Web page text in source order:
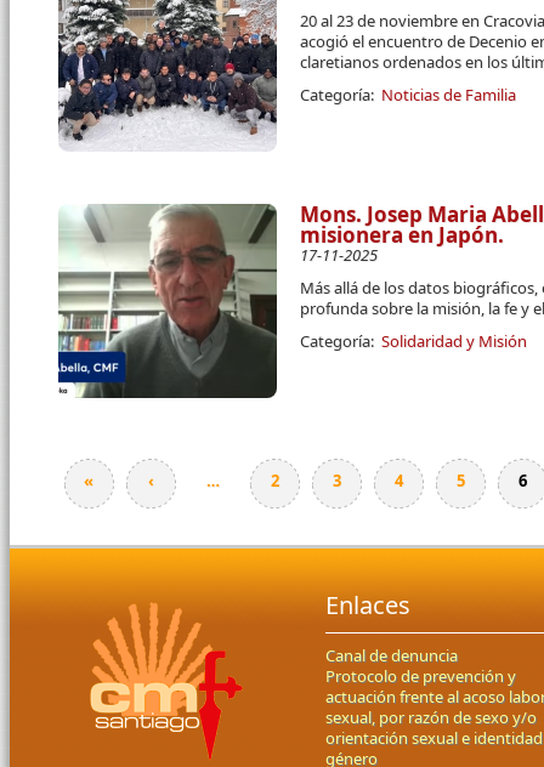
20 al 23 de noviembre en
acogió el encuentro de Decenio
claretianos ordenados en los
Categoría: Noticias de Familia
Mons. Josep Maria
misionera en Japón.
17-11-2025
Más allá de los datos
profunda sobre la misión, la fe y
Categoría: Solidaridad y Misión
Páginas
« ‹ … 2 3 4 5 6
Enlaces
Canal de denuncia
Protocolo de prevención y
actuación frente al acoso
sexual, por razón de sexo y/o
orientación sexual e
género